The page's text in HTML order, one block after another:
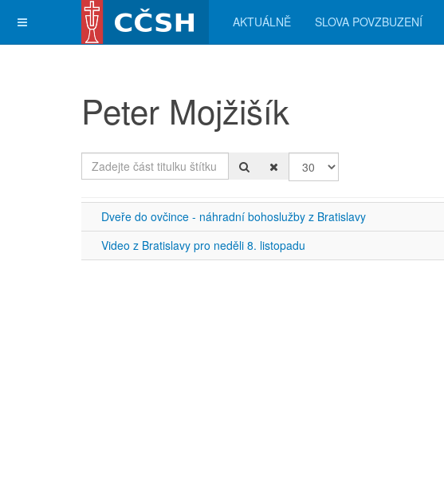
AKTUÁLNĚ SLOVA POVZBUZENÍ
Peter Mojžišík
Zadejte část titulku štítku Počet zobrazení
Dveře do ovčince - náhradní bohoslužby z Bratislavy
Video z Bratislavy pro neděli 8. listopadu